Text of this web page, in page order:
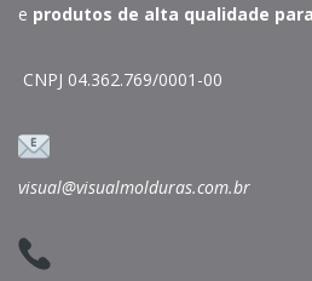
e produtos de alta qualidade
CNPJ 04.362.769/0001-00
visual@visualmolduras.com.br